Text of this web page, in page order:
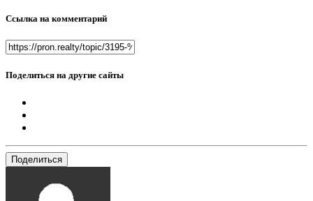
Ссылка на комментарий
Поделиться на другие сайты
Поделиться